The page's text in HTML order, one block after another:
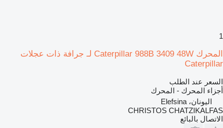
1
المحرك Caterpillar 988B 3409 48W لـ جرافة ذات عجلات
Caterpillar
السعر عند الطلب
أجزاء المحرك - المحرك
اليونان، Elefsina
CHRISTOS CHATZIKALFAS
الاتصال بالبائع